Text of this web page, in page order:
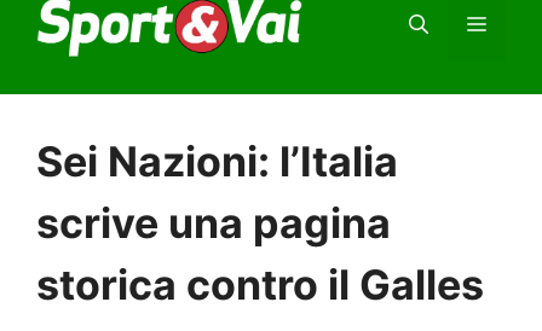
contenuto
Sei Nazioni: l’Italia
scrive una pagina
storica contro il Galles